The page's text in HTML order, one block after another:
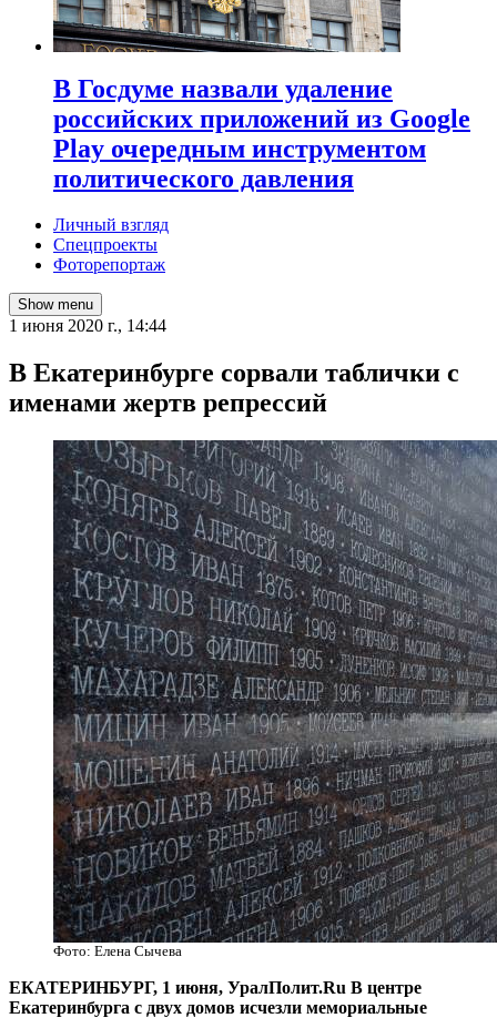
В Госдуме назвали удаление
российских приложений из Google
Play очередным инструментом
политического давления
Личный взгляд
Спецпроекты
Фоторепортаж
Show menu
1 июня 2020 г., 14:44
В Екатеринбурге сорвали таблички с
именами жертв репрессий
Фото: Елена Сычева
​ЕКАТЕРИНБУРГ, 1 июня, УралПолит.Ru В центре
Екатеринбурга с двух домов исчезли мемориальные